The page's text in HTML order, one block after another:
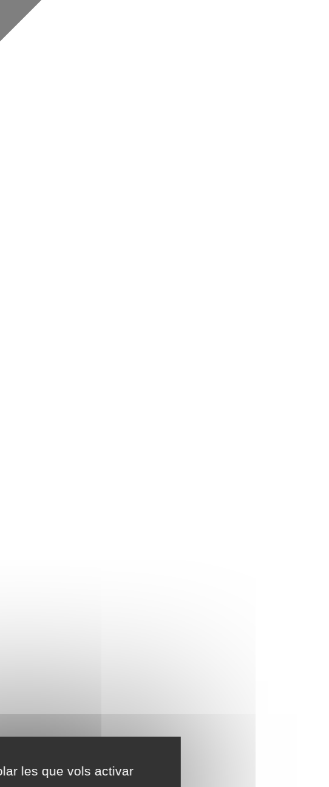
les que vols activar